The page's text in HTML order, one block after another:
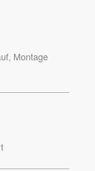
Montage